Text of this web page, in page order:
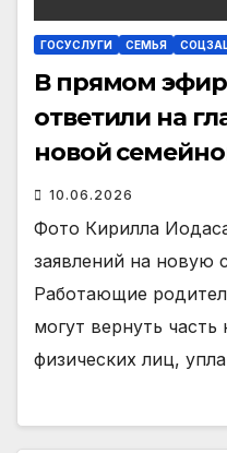
ГОСУСЛУГИ СЕМЬЯ
В прямом
ответили на
новой
10.06.2026
Фото Кирилла
заявлений на новую
Работающие
могут вернуть
физических лиц,